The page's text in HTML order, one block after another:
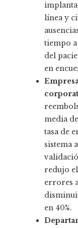
línea y
tiempo
del
en
media
tasa de
sistema
redujo
errores
en 40%.